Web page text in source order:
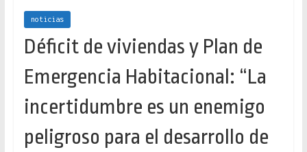
noticias
Déficit de viviendas y Plan de
Emergencia Habitacional: “La
incertidumbre es un enemigo
peligroso para el desarrollo de